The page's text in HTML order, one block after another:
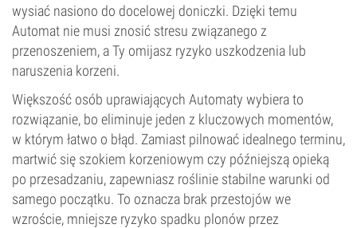
wysiać nasiono do docelowej doniczki. Dzięki temu
Automat nie musi znosić stresu związanego z
przenoszeniem, a Ty omijasz ryzyko uszkodzenia lub
naruszenia korzeni.
Większość osób uprawiających Automaty wybiera to
rozwiązanie, bo eliminuje jeden z kluczowych momentów,
w którym łatwo o błąd. Zamiast pilnować idealnego terminu,
martwić się szokiem korzeniowym czy późniejszą opieką
po przesadzaniu, zapewniasz roślinie stabilne warunki od
samego początku. To oznacza brak przestojów we
wzroście, mniejsze ryzyko spadku plonów przez